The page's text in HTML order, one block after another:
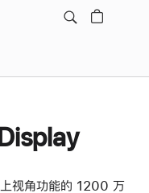
视角功能的 1200 万